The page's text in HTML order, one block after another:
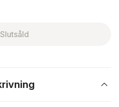
Slutsåld